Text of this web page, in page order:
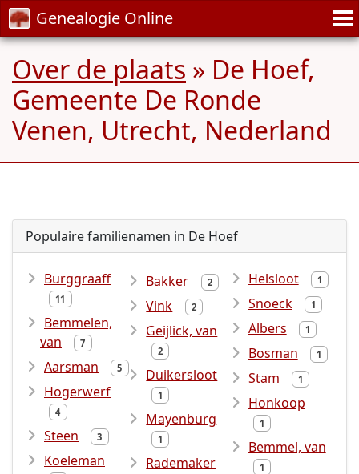
Genealogie Online
Over de plaats » De Hoef,
Gemeente De Ronde
Venen, Utrecht, Nederland
Populaire familienamen in De Hoef
Burggraaff
11
Bemmelen,
van
7
Aarsman 5
Hogerwerf
4
Steen 3
Koeleman
Bakker 2
Vink 2
Geijlick, van
2
Duikersloot
1
Mayenburg
1
Rademaker
Helsloot 1
Snoeck 1
Albers 1
Bosman 1
Stam 1
Honkoop
1
Bemmel, van
1